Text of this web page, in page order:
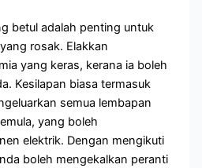
betul adalah penting untuk
rosak. Elakkan
yang keras, kerana ia boleh
Kesilapan biasa termasuk
semua lembapan
yang boleh
elektrik. Dengan mengikuti
boleh mengekalkan peranti